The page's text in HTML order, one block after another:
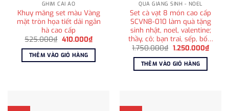
GHIM CÀI ÁO
Khuy măng set màu Vàng
mặt tròn họa tiết dải ngân
hà cao cấp
525.000₫ Giá
là:
525.000₫.
410.000₫Giá
tại
THÊM VÀO GIỎ HÀNG
QUÀ GIÁNG SINH - NOEL
Set cà vạt 8 món cao cấp
SCVN8-010 làm quà tặng
sinh nhật, noel, valentine;
thầy, cô; bạn trai, sếp, bố…
1.750.000₫ Giá
là:
1.750.000₫.
1.250.000₫Giá
THÊM VÀO GIỎ HÀNG